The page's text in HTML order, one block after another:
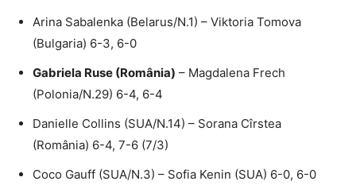
Arina Sabalenka (Belarus/N.1) – Viktoria Tomova
(Bulgaria) 6-3, 6-0
Gabriela Ruse (România) – Magdalena Frech
(Polonia/N.29) 6-4, 6-4
Danielle Collins (SUA/N.14) – Sorana Cîrstea
(România) 6-4, 7-6 (7/3)
Coco Gauff (SUA/N.3) – Sofia Kenin (SUA) 6-0, 6-0